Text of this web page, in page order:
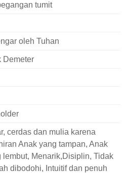
tumit
oleh Tuhan
Demeter
cerdas dan mulia karena
Anak yang tampan, Anak
lembut, Menarik,Disiplin, Tidak
dibodohi, Intuitif dan penuh